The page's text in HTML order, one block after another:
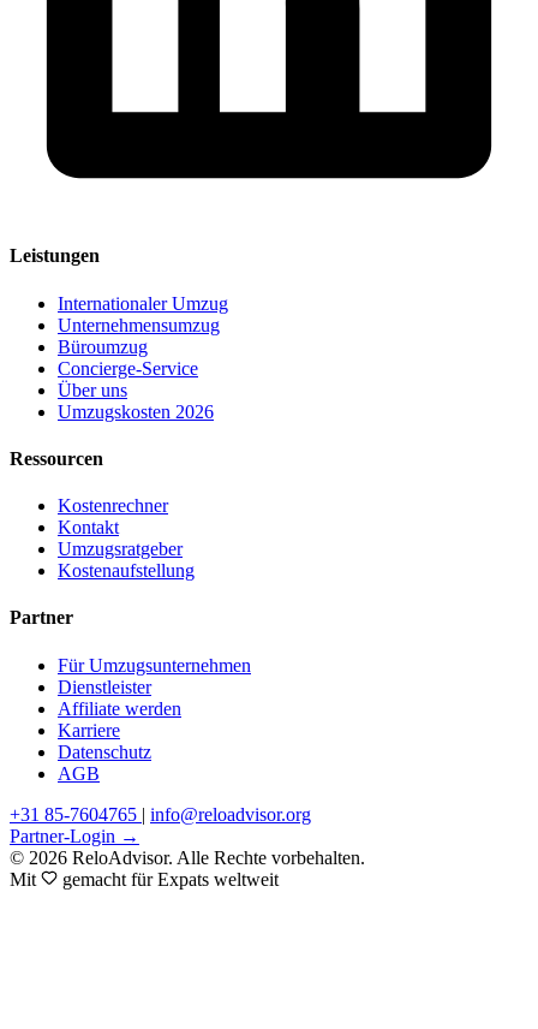
Leistungen
Internationaler Umzug
Unternehmensumzug
Büroumzug
Concierge-Service
Über uns
Umzugskosten 2026
Ressourcen
Kostenrechner
Kontakt
Umzugsratgeber
Kostenaufstellung
Partner
Für Umzugsunternehmen
Dienstleister
Affiliate werden
Karriere
Datenschutz
AGB
+31 85-7604765 | info@reloadvisor.org
Partner-Login →
© 2026 ReloAdvisor. Alle Rechte vorbehalten.
Mit
gemacht für Expats weltweit